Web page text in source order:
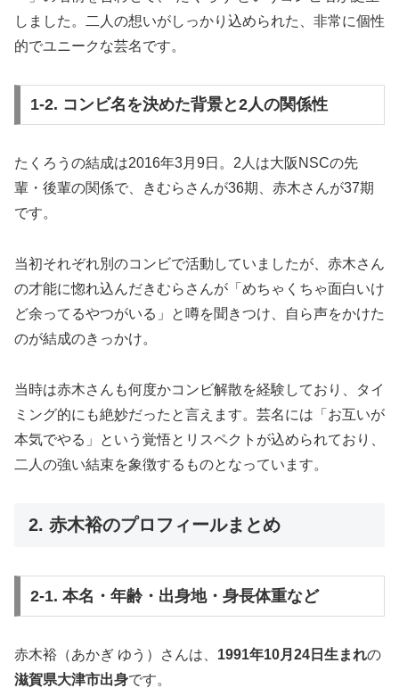
しました。二人の想いがしっかり込められた、非常に個性
的でユニークな芸名です。
1-2. コンビ名を決めた背景と2人の関係性
たくろうの結成は2016年3月9日。2人は大阪NSCの先
輩・後輩の関係で、きむらさんが36期、赤木さんが37期
です。
当初それぞれ別のコンビで活動していましたが、赤木さん
の才能に惚れ込んだきむらさんが「めちゃくちゃ面白いけ
ど余ってるやつがいる」と噂を聞きつけ、自ら声をかけた
のが結成のきっかけ。
当時は赤木さんも何度かコンビ解散を経験しており、タイ
ミング的にも絶妙だったと言えます。芸名には「お互いが
本気でやる」という覚悟とリスペクトが込められており、
二人の強い結束を象徴するものとなっています。
2. 赤木裕のプロフィールまとめ
2-1. 本名・年齢・出身地・身長体重など
赤木裕（あかぎ ゆう）さんは、 1991年10月24日生まれの
滋賀県大津市出身です。